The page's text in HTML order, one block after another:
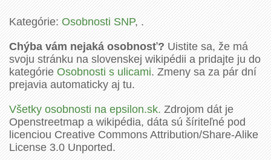
Kategórie:Osobnosti SNP, .
Chýba vám nejaká osobnosť?Uistite sa, že má
svoju stránku na slovenskej wikipédii a pridajte ju do
kategórieOsobnosti s ulicami. Zmeny sa za pár dní
prejavia automaticky aj tu.
Všetky osobnosti na epsilon.sk.Zdrojom dát je
Openstreetmap a wikipédia, dáta sú šíriteľné pod
licenciou Creative Commons Attribution/Share-Alike
License 3.0 Unported.